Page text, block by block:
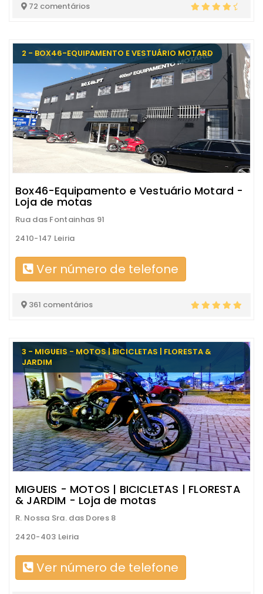
72 comentários
2 - BOX46-EQUIPAMENTO E VESTUÁRIO MOTARD
Box46-Equipamento e Vestuário Motard -
Loja de motas
Rua das Fontainhas 91
2410-147 Leiria
Ver número de telefone
361 comentários
3 - MIGUEIS - MOTOS | BICICLETAS | FLORESTA &
JARDIM
MIGUEIS - MOTOS | BICICLETAS | FLORESTA
& JARDIM - Loja de motas
R. Nossa Sra. das Dores 8
2420-403 Leiria
Ver número de telefone